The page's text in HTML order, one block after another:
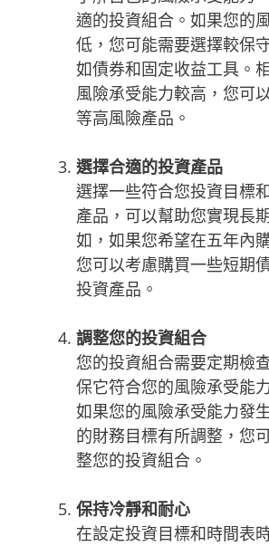
適的投資組合。如果您的
低，您可能需要選擇較保
如債券和固定收益工具。
風險承受能力較高，您可
等高風險產品。
選擇合適的投資產品
選擇一些符合您投資目標
產品，可以幫助您實現長
如，如果您希望在五年內
您可以考慮購買一些短期
投資產品。
調整您的投資組合
您的投資組合需要定期檢
保它符合您的風險承受能
如果您的風險承受能力發
的財務目標有所調整，您
整您的投資組合。
保持冷靜和耐心
在設定投資目標和時間表